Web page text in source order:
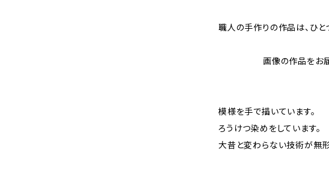
職人の手作りの作品は、ひと
画像の作品をお届け
模様を手で描いています。
ろうけつ染めをしています。
大昔と変わらない技術が無